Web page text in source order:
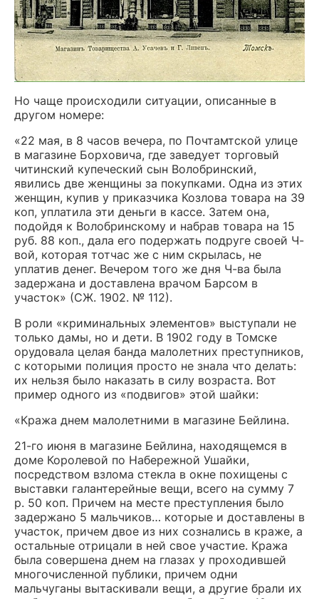
Но чаще происходили ситуации, описанные в
другом номере:
«22 мая, в 8 часов вечера, по Почтамтской улице
в магазине Борховича, где заведует торговый
читинский купеческий сын Волобринский,
явились две женщины за покупками. Одна из этих
женщин, купив у приказчика Козлова товара на 39
коп, уплатила эти деньги в кассе. Затем она,
подойдя к Волобринскому и набрав товара на 15
руб. 88 коп., дала его подержать подруге своей Ч-
вой, которая тотчас же с ним скрылась, не
уплатив денег. Вечером того же дня Ч-ва была
задержана и доставлена врачом Барсом в
участок» (СЖ. 1902. № 112).
В роли «криминальных элементов» выступали не
только дамы, но и дети. В 1902 году в Томске
орудовала целая банда малолетних преступников,
с которыми полиция просто не знала что делать:
их нельзя было наказать в силу возраста. Вот
пример одного из «подвигов» этой шайки:
«Кража днем малолетними в магазине Бейлина.
21-го июня в магазине Бейлина, находящемся в
доме Королевой по Набережной Ушайки,
посредством взлома стекла в окне похищены с
выставки галантерейные вещи, всего на сумму 7
р. 50 коп. Причем на месте преступления было
задержано 5 мальчиков… которые и доставлены в
участок, причем двое из них сознались в краже, а
остальные отрицали в ней свое участие. Кража
была совершена днем на глазах у проходившей
многочисленной публики, причем одни
мальчуганы вытаскивали вещи, а другие брали их